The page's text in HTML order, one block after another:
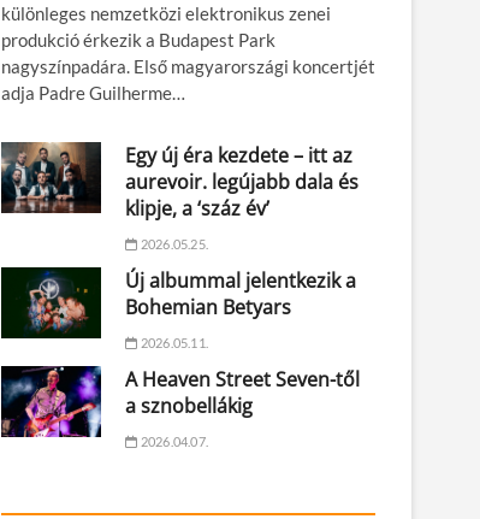
különleges nemzetközi elektronikus zenei
produkció érkezik a Budapest Park
nagyszínpadára. Első magyarországi koncertjét
adja Padre Guilherme…
Egy új éra kezdete – itt az
aurevoir. legújabb dala és
klipje, a ‘száz év’
2026.05.25.
Új albummal jelentkezik a
Bohemian Betyars
2026.05.11.
A Heaven Street Seven-től
a sznobellákig
2026.04.07.